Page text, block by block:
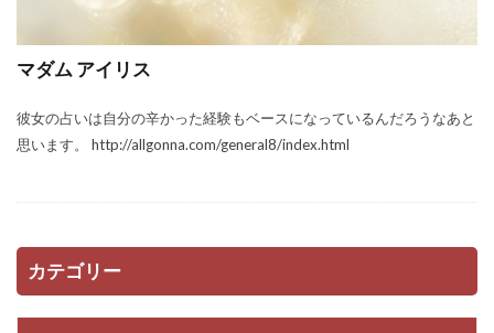
マダム アイリス
彼女の占いは自分の辛かった経験もベースになっているんだろうなあと
思います。 http://allgonna.com/general8/index.html
カテゴリー